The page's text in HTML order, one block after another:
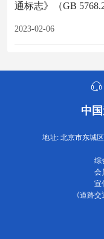
通标志》（GB
2023-02-06
中
地址: 北京市东城
综
会
宣
《道路